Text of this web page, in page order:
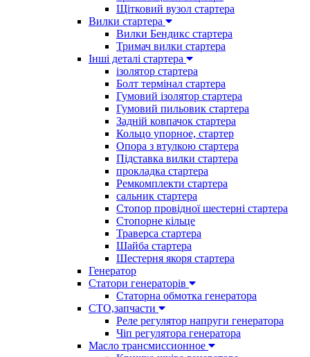
Щітковий вузол стартера
Вилки стартера
Вилки Бендикс стартера
Тримач вилки стартера
Інші деталі стартера
ізолятор стартера
Болт термінал стартера
Гумовий ізолятор стартера
Гумовий пильовик стартера
Задній ковпачок стартера
Кольцо упорное, стартер
Опора з втулкою стартера
Підставка вилки стартера
прокладка стартера
Ремкомплекти стартера
сальник стартера
Стопор провідної шестерні стартера
Стопорне кільце
Траверса стартера
Шайба стартера
Шестерня якоря стартера
Генератор
Cтатори генераторів
Статорна обмотка генератора
СТО,запчасти
Реле регулятор напруги генератора
Чіп регулятора генератора
Масло трансмиссионное